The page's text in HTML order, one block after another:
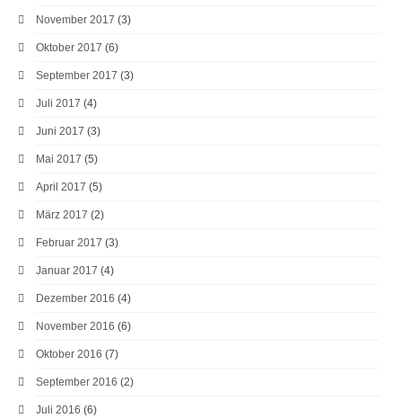
November 2017 (3)
Oktober 2017 (6)
September 2017 (3)
Juli 2017 (4)
Juni 2017 (3)
Mai 2017 (5)
April 2017 (5)
März 2017 (2)
Februar 2017 (3)
Januar 2017 (4)
Dezember 2016 (4)
November 2016 (6)
Oktober 2016 (7)
September 2016 (2)
Juli 2016 (6)